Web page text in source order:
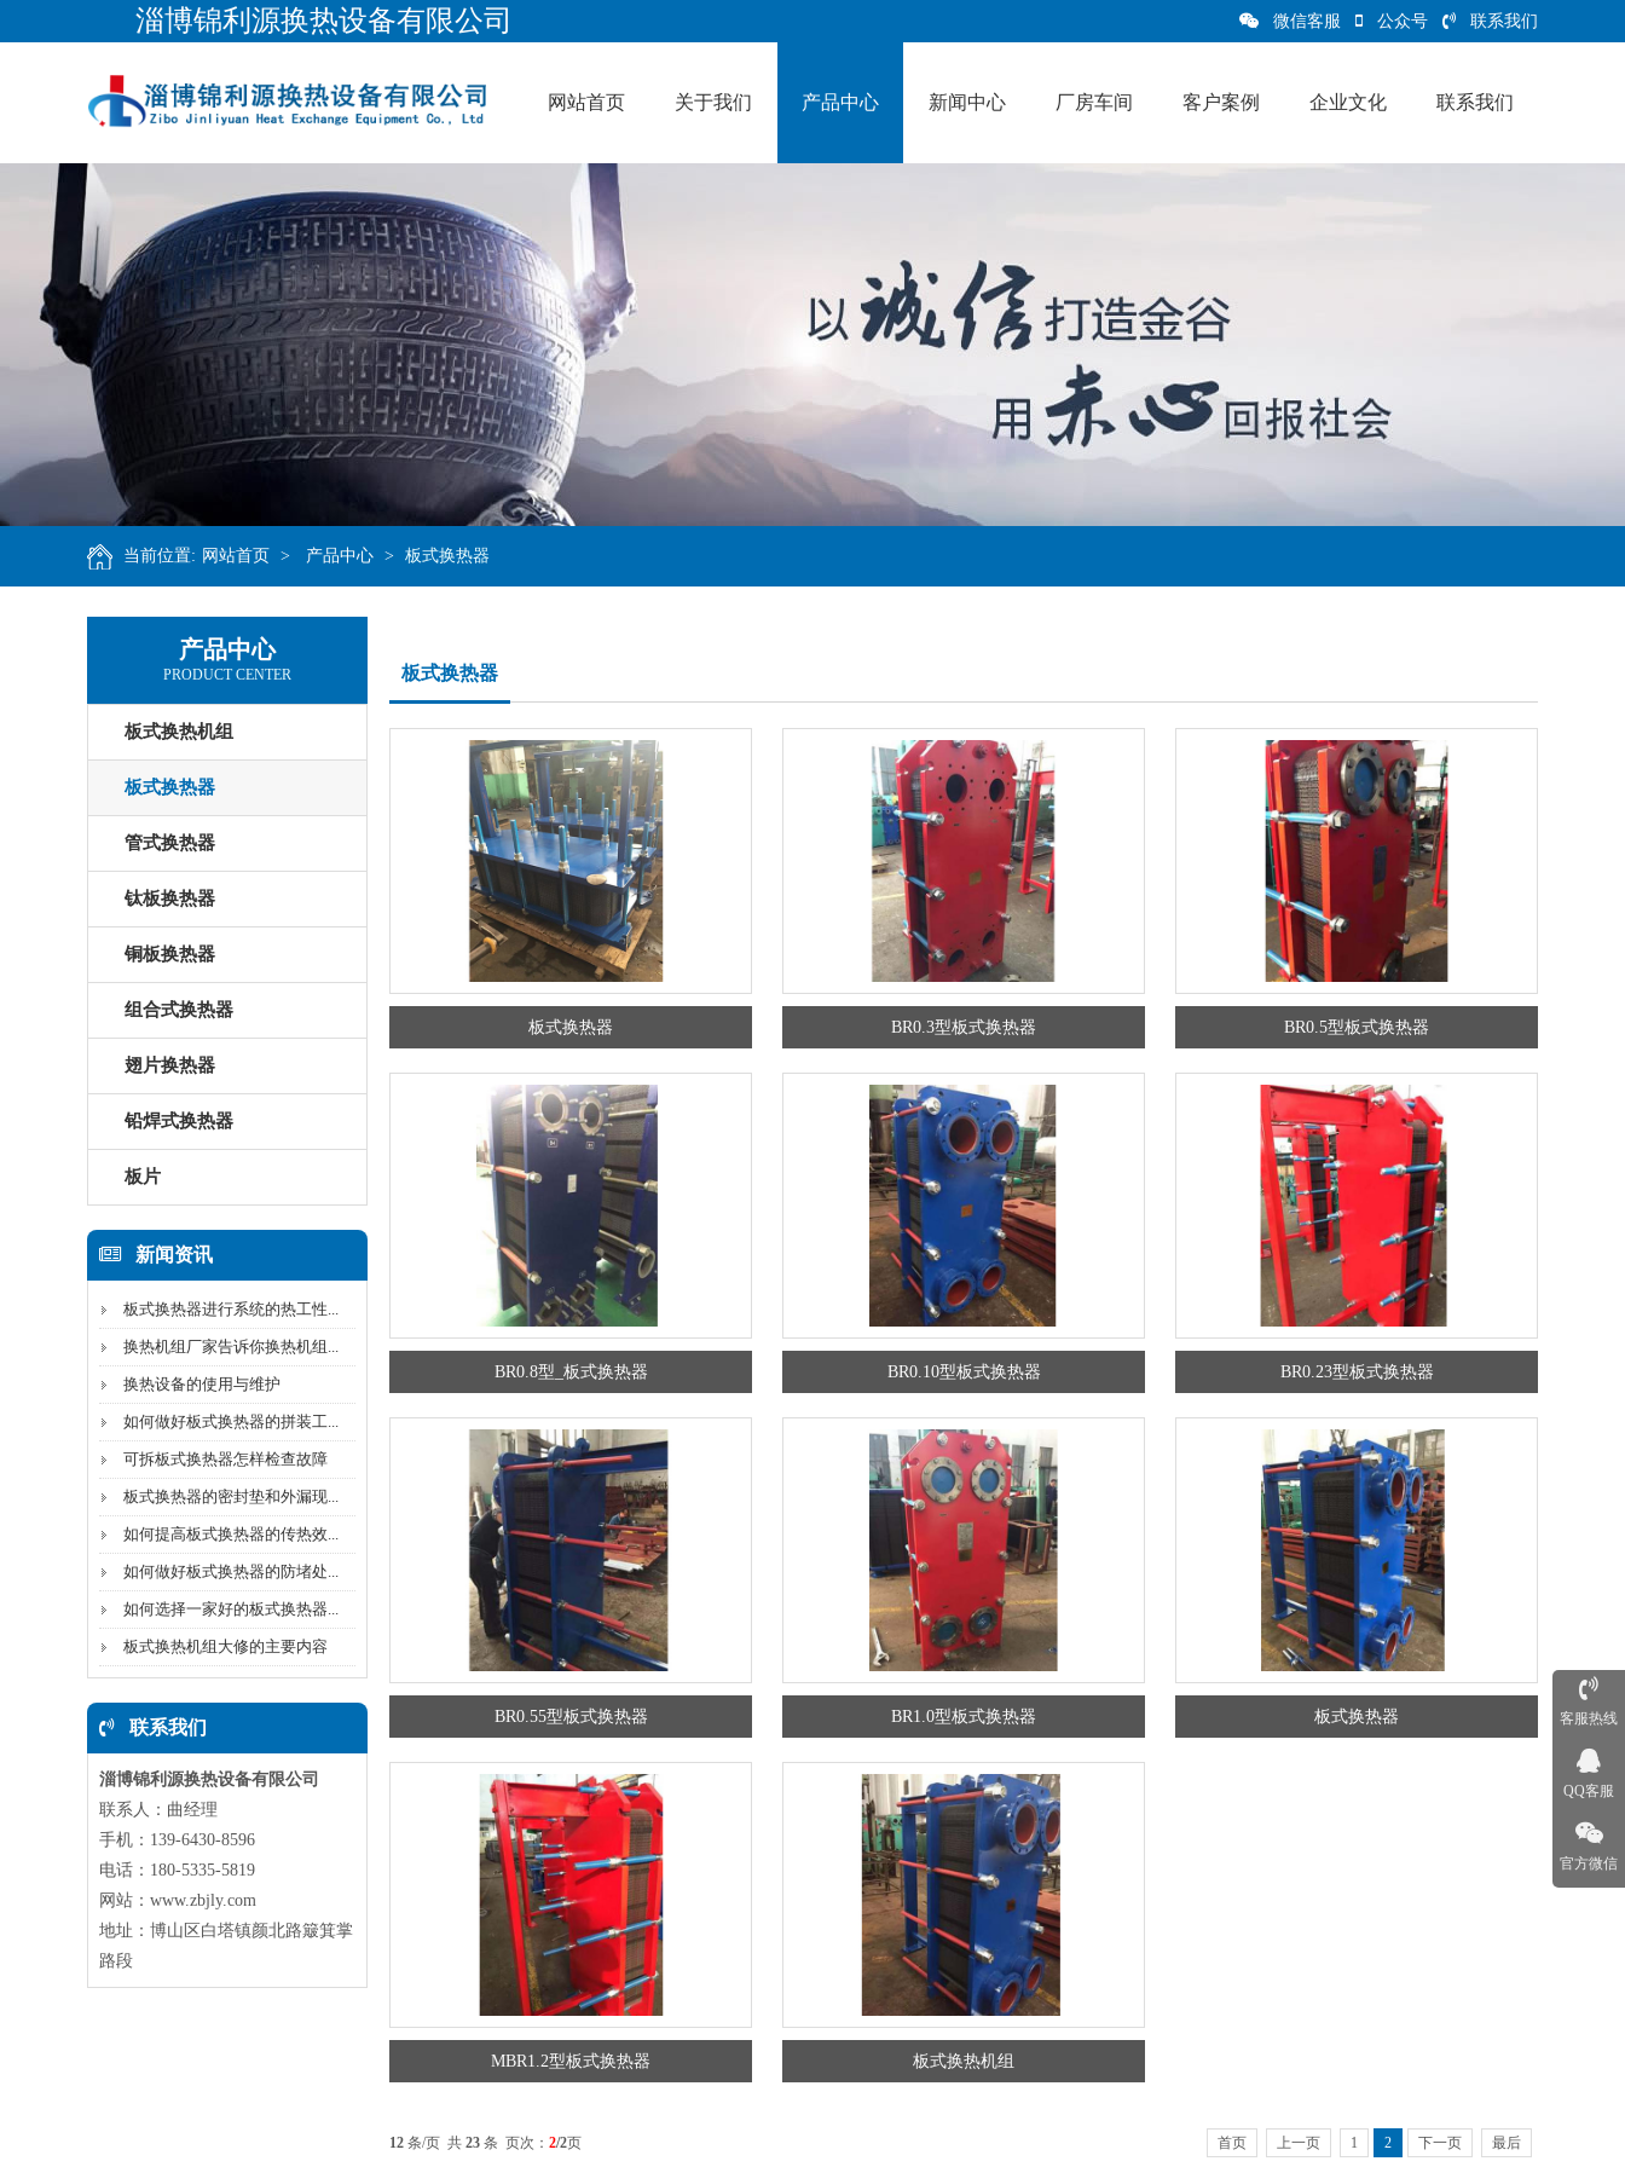
淄博锦利源换热设备有限公司 微信客服 公众号 联系我们
网站首页 关于我们 产品中心 新闻中心 厂房车间 客户案例 企业文化 联系我们
当前位置: 网站首页 > 产品中心 > 板式换热器
产品中心
PRODUCT CENTER
板式换热机组
板式换热器
管式换热器
钛板换热器
铜板换热器
组合式换热器
翅片换热器
铅焊式换热器
板片
新闻资讯
板式换热器进行系统的热工性...
换热机组厂家告诉你换热机组...
换热设备的使用与维护
如何做好板式换热器的拼装工...
可拆板式换热器怎样检查故障
板式换热器的密封垫和外漏现...
如何提高板式换热器的传热效...
如何做好板式换热器的防堵处...
如何选择一家好的板式换热器...
板式换热机组大修的主要内容
联系我们
淄博锦利源换热设备有限公司
联系人：曲经理
手机：139-6430-8596
电话：180-5335-5819
网站：www.zbjly.com
地址：博山区白塔镇颜北路簸箕掌
路段
板式换热器
板式换热器 BR0.3型板式换热器 BR0.5型板式换热器
BR0.8型_板式换热器 BR0.10型板式换热器 BR0.23型板式换热器
BR0.55型板式换热器 BR1.0型板式换热器 板式换热器
MBR1.2型板式换热器 板式换热机组
12 条/页 共 23 条 页次： 2/2页 首页 上一页 1 2 下一页 最后
客服热线
QQ客服
官方微信